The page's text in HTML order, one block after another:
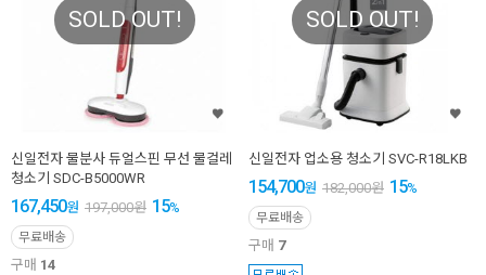
SOLD OUT!
신일전자 물분사 듀얼스핀 무선 물걸레
청소기 SDC-B5000WR
167,450원 197,000원 15%
무료배송
구매 14
SOLD OUT!
신일전자 업소용 청소기 SVC-R18LKB
154,700원 182,000원 15%
무료배송
구매 7